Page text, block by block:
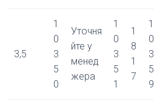
3,5
1
0
3
5
0
Уточня
йте у
менед
жера
1
0
3
5
1
1
8
1
7
1
0
3
5
9